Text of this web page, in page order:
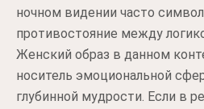
ночном видении часто
противостояние между
Женский образ в данном
носитель эмоциональной
глубинной мудрости. Если в